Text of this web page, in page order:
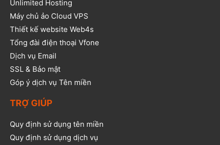
Unlimited Hosting
Máy chủ ảo Cloud VPS
Thiết kế website Web4s
Tổng đài điện thoại Vfone
Dịch vụ Email
SSL & Bảo mật
Góp ý dịch vụ Tên miền
TRỢ GIÚP
Quy định sử dụng tên miền
Quy định sử dụng dịch vụ